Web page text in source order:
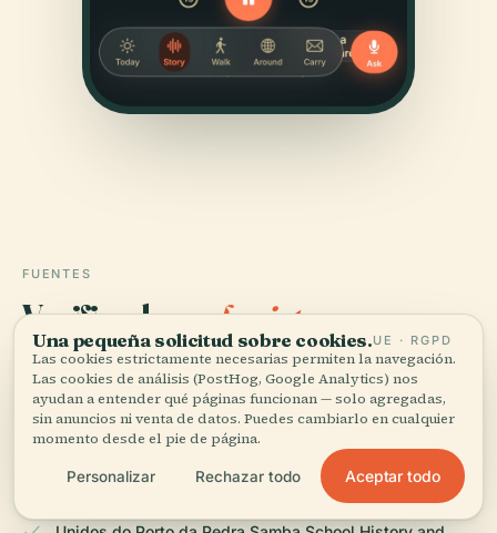
FUENTES
Verificado,y a la vista.
Investigado y redactado por el equipo editorial de
Audiala a partir de registros históricos, archivos
arquitectónicos y conocimiento local.
Una pequeña solicitud sobre cookies.UE · RGPD
Las cookies estrictamente necesarias permiten la navegación.
Las cookies de análisis (PostHog, Google Analytics) nos
ayudan a entender qué páginas funcionan — solo agregadas,
sin anuncios ni venta de datos. Puedes cambiarlo en cualquier
momento desde el pie de página.
Personalizar Rechazar todo Aceptar todo